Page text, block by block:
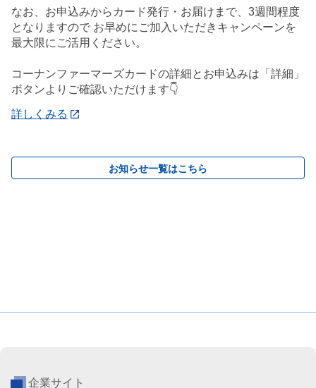
なお、お申込みからカード発行・お届けまで、3週間程度
となりますので お早めにご加入いただきキャンペーンを
最大限にご活用ください。
コーナンファーマーズカードの詳細とお申込みは「詳細」
ボタンよりご確認いただけます👇
詳しくみる
お知らせ一覧はこちら
企業サイト